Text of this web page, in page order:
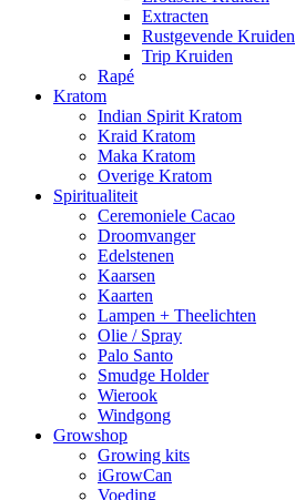
Extracten
Rustgevende Kruiden
Trip Kruiden
Rapé
Kratom
Indian Spirit Kratom
Kraid Kratom
Maka Kratom
Overige Kratom
Spiritualiteit
Ceremoniele Cacao
Droomvanger
Edelstenen
Kaarsen
Kaarten
Lampen + Theelichten
Olie / Spray
Palo Santo
Smudge Holder
Wierook
Windgong
Growshop
Growing kits
iGrowCan
Voeding